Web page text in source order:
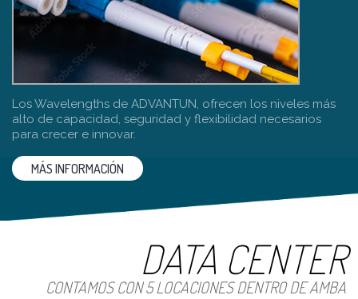
Los Wavelengths de ADVANTUN, ofrecen los niveles más
alto de capacidad, seguridad y flexibilidad necesarios
para crecer e innovar.
MÁS INFORMACIÓN
DATA CENTER
CONTAMOS CON 5 LOCACIONES DENTRO DE AMBA